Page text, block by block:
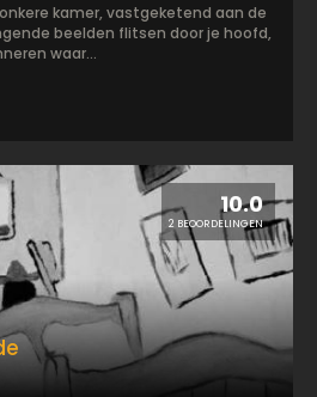
10.0
2 BEOORDELINGEN
kamer, vastgeketend aan de
beelden flitsen door je hoofd,
waar...